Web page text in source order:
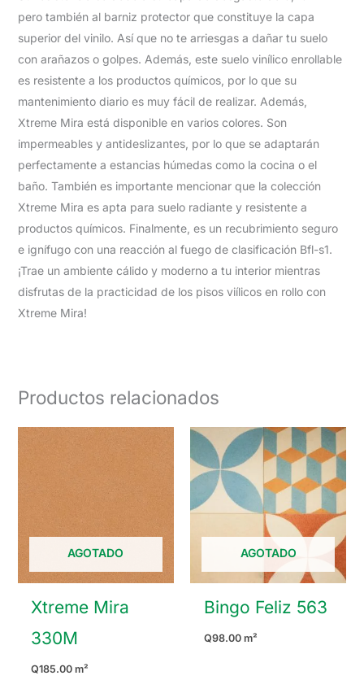
pero también al barniz protector que constituye la capa
superior del vinilo. Así que no te arriesgas a dañar tu suelo
con arañazos o golpes. Además, este suelo vinílico enrollable
es resistente a los productos químicos, por lo que su
mantenimiento diario es muy fácil de realizar. Además,
Xtreme Mira está disponible en varios colores. Son
impermeables y antideslizantes, por lo que se adaptarán
perfectamente a estancias húmedas como la cocina o el
baño. También es importante mencionar que la colección
Xtreme Mira es apta para suelo radiante y resistente a
productos químicos. Finalmente, es un recubrimiento seguro
e ignífugo con una reacción al fuego de clasificación Bfl-s1.
¡Trae un ambiente cálido y moderno a tu interior mientras
disfrutas de la practicidad de los pisos viílicos en rollo con
Xtreme Mira!
Productos relacionados
AGOTADO
Xtreme Mira
330M
Q185.00 m²
AGOTADO
Bingo Feliz 563
Q98.00m²